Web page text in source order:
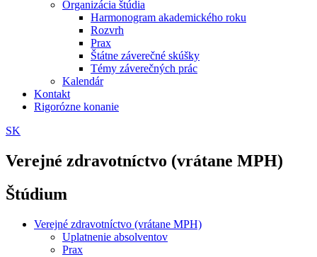
Organizácia štúdia
Harmonogram akademického roku
Rozvrh
Prax
Štátne záverečné skúšky
Témy záverečných prác
Kalendár
Kontakt
Rigorózne konanie
SK
Verejné zdravotníctvo (vrátane MPH)
Štúdium
Verejné zdravotníctvo (vrátane MPH)
Uplatnenie absolventov
Prax